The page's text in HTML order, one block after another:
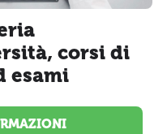
corsi di
esami